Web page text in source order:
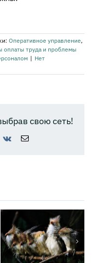
Оперативное управление,
оплаты труда и проблемы
| Нет
свою сеть!
Vk Email
Как управлять
конфликтом,
чтобы он не
вышел из-под